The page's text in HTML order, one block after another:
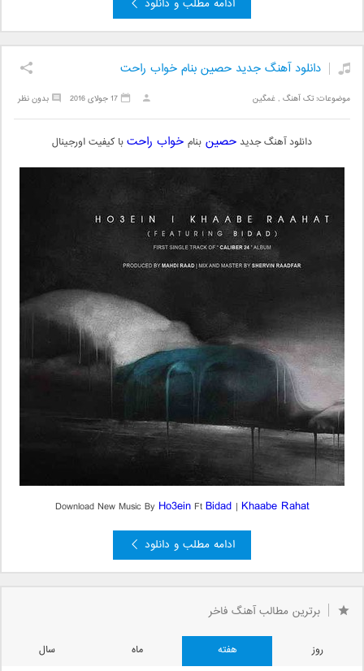
ادامه مطلب و دانلود
دانلود آهنگ جدید حصین بنام خواب راحت
موضوعات:تک آهنگ ,غمگین بدون نظر 17 جولای 2016
دانلود آهنگ جدید حصین بنام خواب راحتبا کیفیت اورجینال
Download New Music By Ho3einFtBidad | Khaabe Rahat
ادامه مطلب و دانلود
برترین مطالب آهنگ فاخر
روز هفته ماه
سال